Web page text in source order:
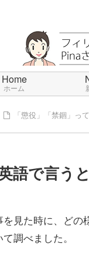
Home
ホーム
「懲役」「禁錮」っ
語で言う
見た時に、ど
調べました。